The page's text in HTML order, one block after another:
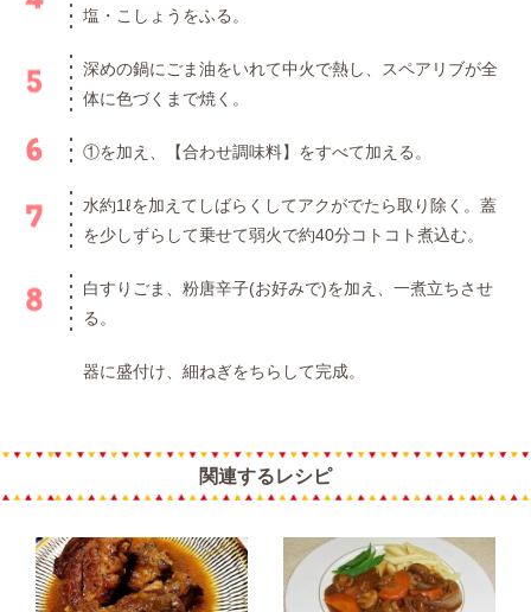
塩・こしょうをふる。
深めの鍋にごま油をいれて中火で熱し、スペアリブが全
体に色づくまで焼く。
①を加え、【合わせ調味料】をすべて加える。
水約1ℓを加えてしばらくしてアクがでたら取り除く。蓋
を少しずらして乗せて弱火で約40分コトコト煮込む。
白すりごま、粉唐辛子(お好みで)を加え、一煮立ちさせ
る。
器に盛付け、細ねぎをちらして完成。
関連するレシピ